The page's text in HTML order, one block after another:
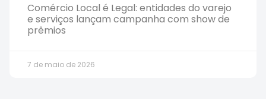
Comércio Local é Legal: entidades do varejo
e serviços lançam campanha com show de
prêmios
7 de maio de 2026